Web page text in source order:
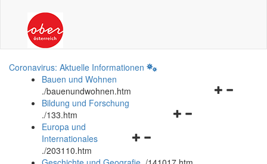
Coronavirus: Aktuelle Informationen
Bauen und Wohnen
./bauenundwohnen.htm
Navigationsmenü
Bildung und Forschung
./133.htm
Navigationsmenü
und
Europa und
Internationales
./203110.htm